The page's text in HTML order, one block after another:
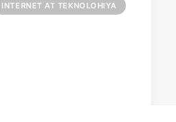
INTERNET AT TEKNOLOHIYA